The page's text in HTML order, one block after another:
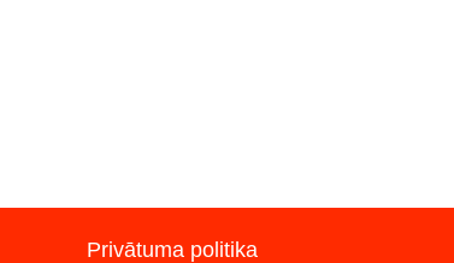
Privātuma politika